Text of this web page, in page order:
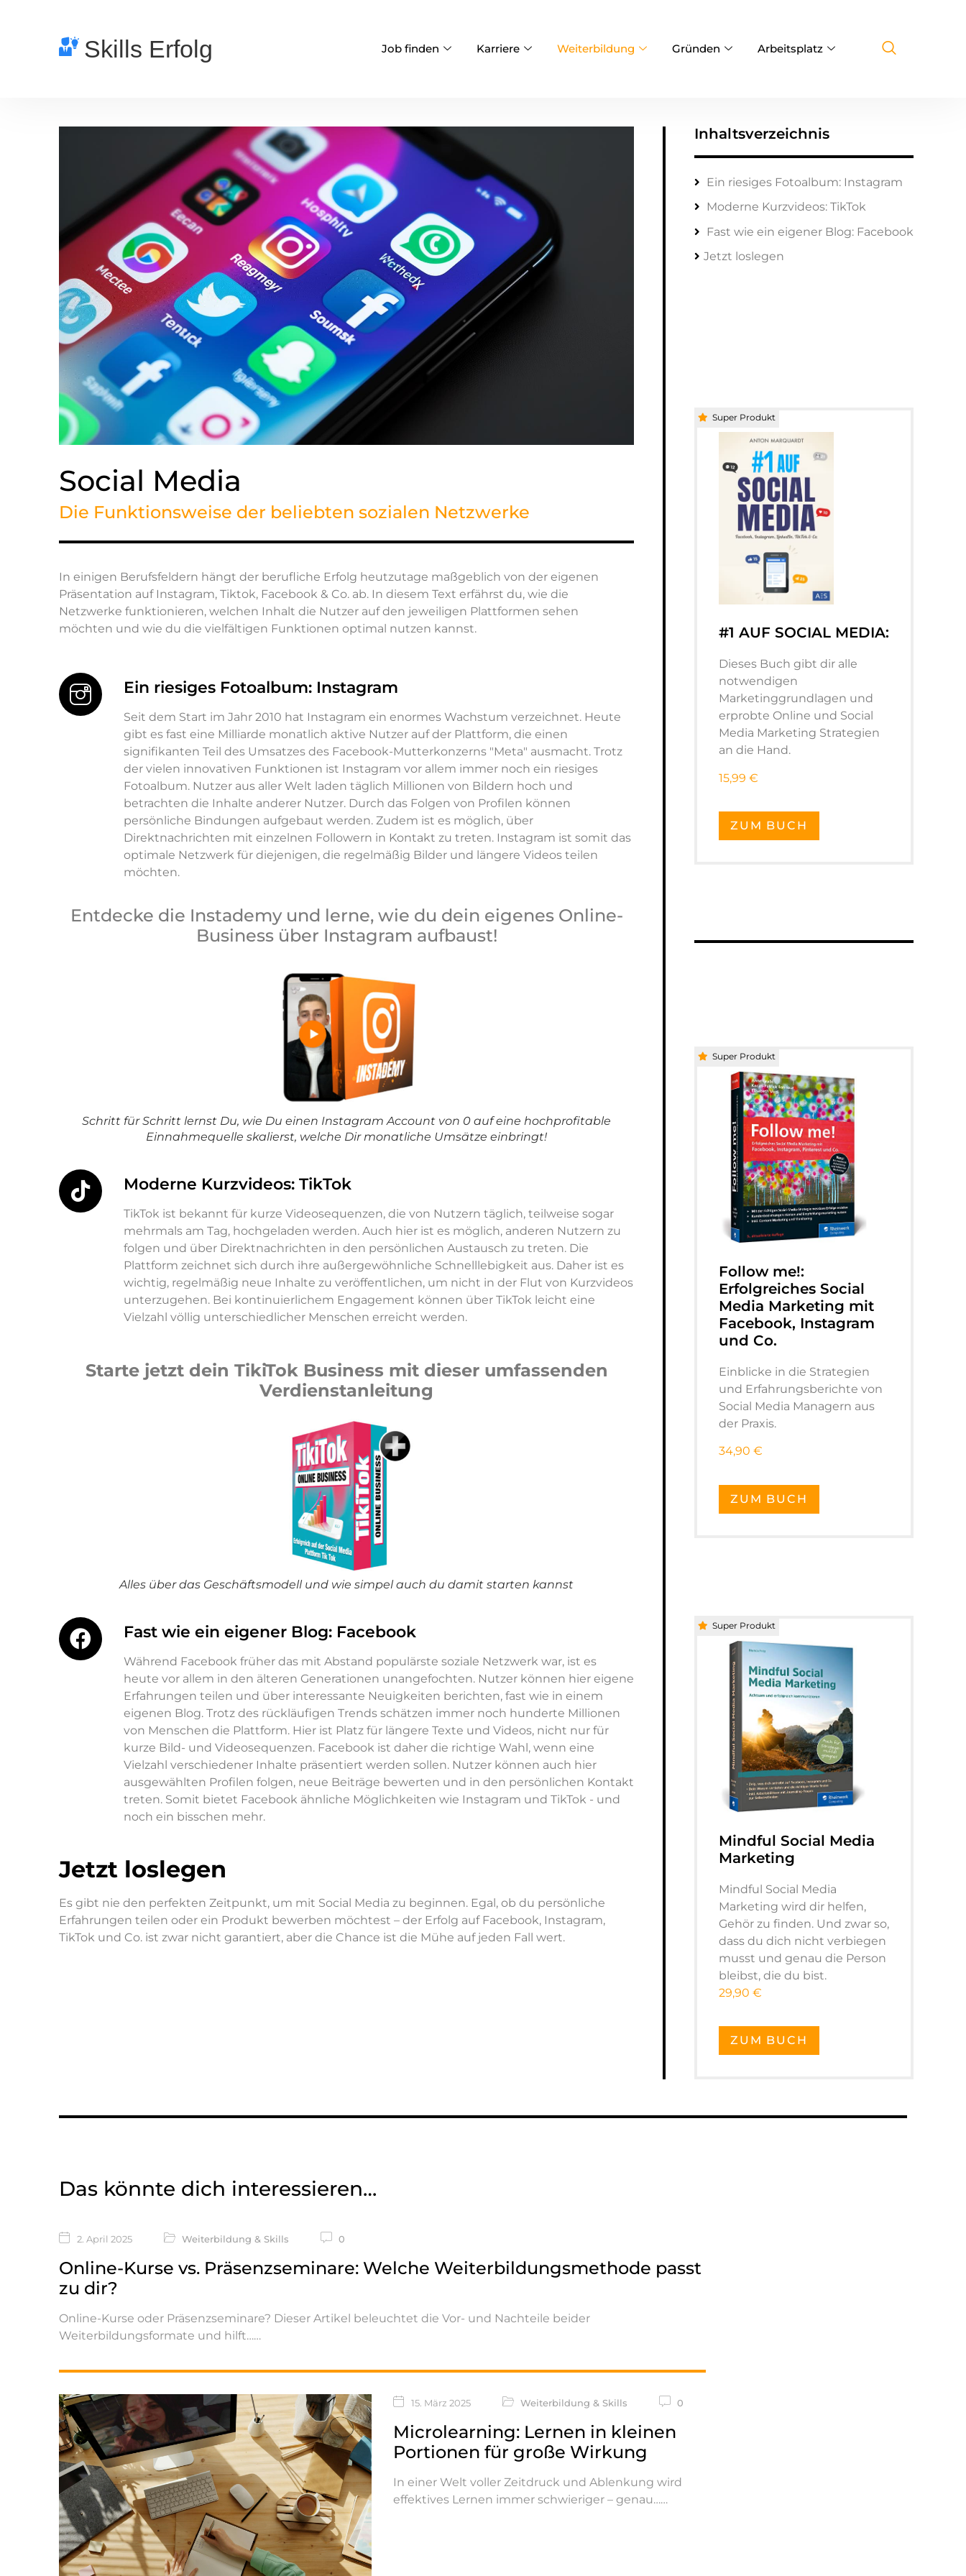
Job finden Karriere Weiterbildung Gründen Arbeitsplatz
Social Media
Die Funktionsweise der beliebten sozialen Netzwerke
In einigen Berufsfeldern hängt der berufliche Erfolg heutzutage maßgeblich von der eigenen
Präsentation auf Instagram, Tiktok, Facebook & Co. ab. In diesem Text erfährst du, wie die
Netzwerke funktionieren, welchen Inhalt die Nutzer auf den jeweiligen Plattformen sehen
möchten und wie du die vielfältigen Funktionen optimal nutzen kannst.
Ein riesiges Fotoalbum: Instagram
Seit dem Start im Jahr 2010 hat Instagram ein enormes Wachstum verzeichnet. Heute
gibt es fast eine Milliarde monatlich aktive Nutzer auf der Plattform, die einen
signifikanten Teil des Umsatzes des Facebook-Mutterkonzerns "Meta" ausmacht. Trotz
der vielen innovativen Funktionen ist Instagram vor allem immer noch ein riesiges
Fotoalbum. Nutzer aus aller Welt laden täglich Millionen von Bildern hoch und
betrachten die Inhalte anderer Nutzer. Durch das Folgen von Profilen können
persönliche Bindungen aufgebaut werden. Zudem ist es möglich, über
Direktnachrichten mit einzelnen Followern in Kontakt zu treten. Instagram ist somit das
optimale Netzwerk für diejenigen, die regelmäßig Bilder und längere Videos teilen
möchten.
Entdecke die Instademy und lerne, wie du dein eigenes Online-
Business über Instagram aufbaust!
Schritt für Schritt lernst Du, wie Du einen Instagram Account von 0 auf eine hochprofitable
Einnahmequelle skalierst, welche Dir monatliche Umsätze einbringt!
Moderne Kurzvideos: TikTok
TikTok ist bekannt für kurze Videosequenzen, die von Nutzern täglich, teilweise sogar
mehrmals am Tag, hochgeladen werden. Auch hier ist es möglich, anderen Nutzern zu
folgen und über Direktnachrichten in den persönlichen Austausch zu treten. Die
Plattform zeichnet sich durch ihre außergewöhnliche Schnelllebigkeit aus. Daher ist es
wichtig, regelmäßig neue Inhalte zu veröffentlichen, um nicht in der Flut von Kurzvideos
unterzugehen. Bei kontinuierlichem Engagement können über TikTok leicht eine
Vielzahl völlig unterschiedlicher Menschen erreicht werden.
Starte jetzt dein TikiTok Business mit dieser umfassenden
Verdienstanleitung
Alles über das Geschäftsmodell und wie simpel auch du damit starten kannst
Fast wie ein eigener Blog: Facebook
Während Facebook früher das mit Abstand populärste soziale Netzwerk war, ist es
heute vor allem in den älteren Generationen unangefochten. Nutzer können hier eigene
Erfahrungen teilen und über interessante Neuigkeiten berichten, fast wie in einem
eigenen Blog. Trotz des rückläufigen Trends schätzen immer noch hunderte Millionen
von Menschen die Plattform. Hier ist Platz für längere Texte und Videos, nicht nur für
kurze Bild- und Videosequenzen. Facebook ist daher die richtige Wahl, wenn eine
Vielzahl verschiedener Inhalte präsentiert werden sollen. Nutzer können auch hier
ausgewählten Profilen folgen, neue Beiträge bewerten und in den persönlichen Kontakt
treten. Somit bietet Facebook ähnliche Möglichkeiten wie Instagram und TikTok - und
noch ein bisschen mehr.
Jetzt loslegen
Es gibt nie den perfekten Zeitpunkt, um mit Social Media zu beginnen. Egal, ob du persönliche
Erfahrungen teilen oder ein Produkt bewerben möchtest – der Erfolg auf Facebook, Instagram,
TikTok und Co. ist zwar nicht garantiert, aber die Chance ist die Mühe auf jeden Fall wert.
Inhaltsverzeichnis
Ein riesiges Fotoalbum: Instagram
Moderne Kurzvideos: TikTok
Fast wie ein eigener Blog: Facebook
Jetzt loslegen
#1 AUF SOCIAL MEDIA:
Dieses Buch gibt dir alle
notwendigen
Marketinggrundlagen und
erprobte Online und Social
Media Marketing Strategien
an die Hand.
15,99 €
ZUM BUCH
Super Produkt
Follow me!:
Erfolgreiches Social
Media Marketing mit
Facebook, Instagram
und Co.
Einblicke in die Strategien
und Erfahrungsberichte von
Social Media Managern aus
der Praxis.
34,90 €
ZUM BUCH
Super Produkt
Mindful Social Media
Marketing
Mindful Social Media
Marketing wird dir helfen,
Gehör zu finden. Und zwar so,
dass du dich nicht verbiegen
musst und genau die Person
bleibst, die du bist.
29,90 €
ZUM BUCH
Super Produkt
Das könnte dich interessieren…
2. April 2025 Weiterbildung & Skills 0
Online-Kurse vs. Präsenzseminare: Welche Weiterbildungsmethode passt
zu dir?
Online-Kurse oder Präsenzseminare? Dieser Artikel beleuchtet die Vor- und Nachteile beider
Weiterbildungsformate und hilft…
15. März 2025 Weiterbildung & Skills 0
Microlearning: Lernen in kleinen
Portionen für große Wirkung
In einer Welt voller Zeitdruck und Ablenkung wird
effektives Lernen immer schwieriger – genau…